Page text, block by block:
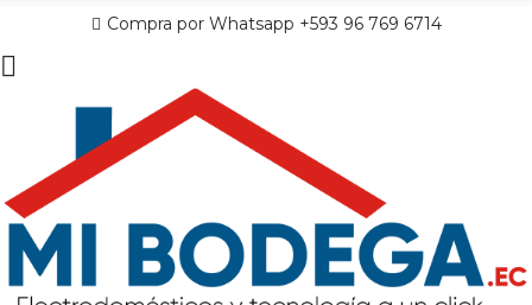
Compra por Whatsapp +593 96 769 6714